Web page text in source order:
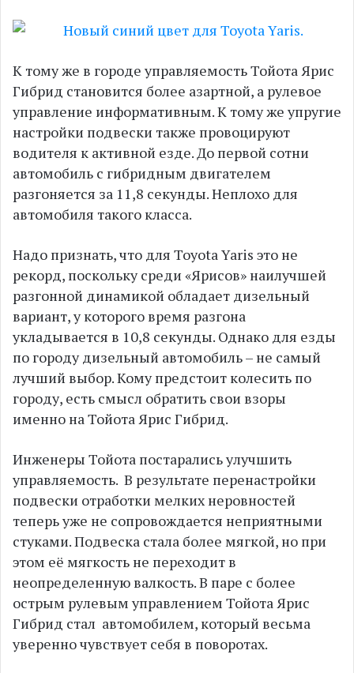
К тому же в городе управляемость Тойота Ярис
Гибрид становится более азартной, а рулевое
управление информативным. К тому же упругие
настройки подвески также провоцируют
водителя к активной езде. До первой сотни
автомобиль с гибридным двигателем
разгоняется за 11,8 секунды. Неплохо для
автомобиля такого класса.
Надо признать, что для Toyota Yaris это не
рекорд, поскольку среди «Ярисов» наилучшей
разгонной динамикой обладает дизельный
вариант, у которого время разгона
укладывается в 10,8 секунды. Однако для езды
по городу дизельный автомобиль – не самый
лучший выбор. Кому предстоит колесить по
городу, есть смысл обратить свои взоры
именно на Тойота Ярис Гибрид.
Инженеры Тойота постарались улучшить
управляемость. В результате перенастройки
подвески отработки мелких неровностей
теперь уже не сопровождается неприятными
стуками. Подвеска стала более мягкой, но при
этом её мягкость не переходит в
неопределенную валкость. В паре с более
острым рулевым управлением Тойота Ярис
Гибрид стал автомобилем, который весьма
уверенно чувствует себя в поворотах.